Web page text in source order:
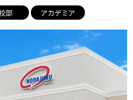
部 アカデミア